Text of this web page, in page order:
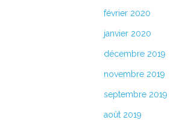
février 2020
janvier 2020
décembre 2019
novembre 2019
septembre 2019
août 2019